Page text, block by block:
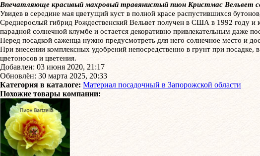
Впечатляюще красивый махровый травянистый пион Кристмас Вельвет
Увидев в середине мая цветущий куст в полной красе распустившихся
Среднерослый гибрид Рождественский Вельвет получен в США в 1992 году и
парадной солнечной клумбе и остается декоративно привлекательным даже
Перед посадкой саженца нужно предусмотреть для него солнечное место и
При внесении комплексных удобрений непосредственно в грунт при
цветоносов и цветения.
Добавлен: 03 июня 2020, 21:17
Обновлён: 30 марта 2025, 20:33
Категория в каталоге: Материал посадочный в Запорожской области
Похожие товары компании: